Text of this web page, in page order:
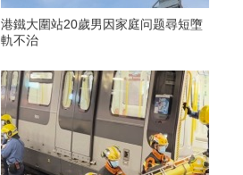
港鐵大圍站20歲男因家庭问题尋短墮
軌不治